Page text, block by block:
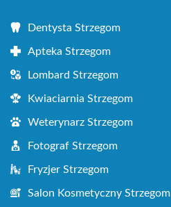
Dentysta Strzegom
Apteka Strzegom
Lombard Strzegom
Kwiaciarnia Strzegom
Weterynarz Strzegom
Fotograf Strzegom
Fryzjer Strzegom
Salon Kosmetyczny Strzegom